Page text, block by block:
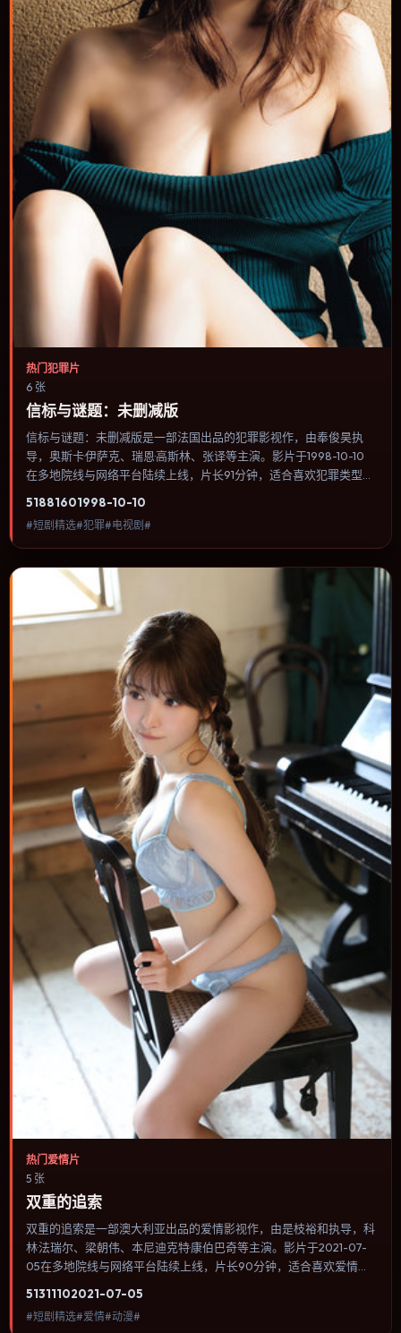
热门犯罪片
6 张
信标与谜题：未删减版
信标与谜题：未删减版是一部法国出品的犯罪影视作，由奉俊昊执
导，奥斯卡·伊萨克、瑞恩·高斯林、张译等主演。影片于1998-10-10
在多地院线与网络平台陆续上线，片长91分钟，适合喜欢犯罪类型、
进，节奏与视听语言统一，可作为休闲观影或类型片补片的选择。
51881601998-10-10
#短剧精选#犯罪#电视剧#
热门爱情片
5 张
双重的追索
双重的追索是一部澳大利亚出品的爱情影视作，由是枝裕和执导，科
林·法瑞尔、梁朝伟、本尼迪克特·康伯巴奇等主演。影片于2021-07-
05在多地院线与网络平台陆续上线，片长90分钟，适合喜欢爱情类
与情节推进，节奏与视听语言统一，可作为休闲观影或类型片补片的
51311102021-07-05
#短剧精选#爱情#动漫#